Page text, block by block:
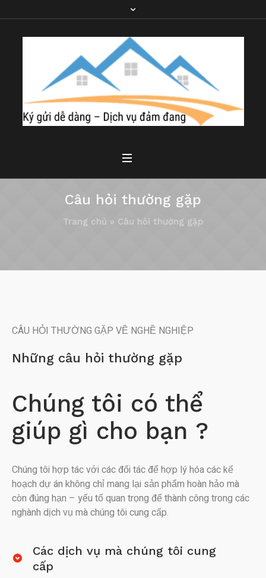
Câu hỏi thường gặp
Trang chủ » Câu hỏi thường gặp
CÂU HỎI THƯỜNG GẶP VỀ NGHỀ NGHIỆP
Những câu hỏi thường gặp
Chúng tôi có thể
giúp gì cho bạn ?
Chúng tôi hợp tác với các đối tác để hợp lý hóa các kế
hoạch dự án không chỉ mang lại sản phẩm hoàn hảo mà
còn đúng hạn – yếu tố quan trọng để thành công trong các
nghành dịch vụ mà chúng tôi cung cấp.
Các dịch vụ mà chúng tôi cung
cấp